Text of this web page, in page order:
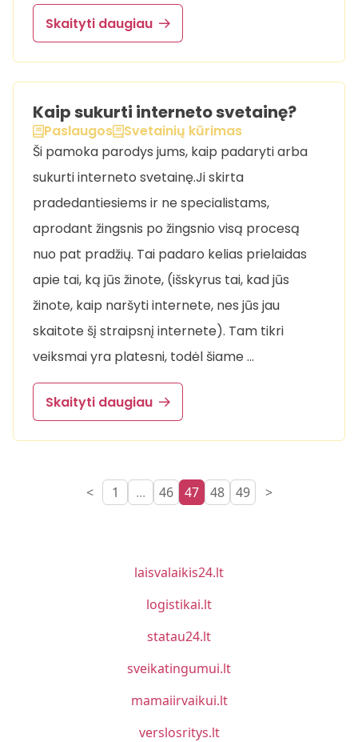
Skaityti daugiau
Kaip sukurti interneto svetainę?
Paslaugos
Svetainių kūrimas
Ši pamoka parodys jums, kaip padaryti arba
sukurti interneto svetainę.Ji skirta
pradedantiesiems ir ne specialistams,
aprodant žingsnis po žingsnio visą procesą
nuo pat pradžių. Tai padaro kelias prielaidas
apie tai, ką jūs žinote, (išskyrus tai, kad jūs
žinote, kaip naršyti internete, nes jūs jau
skaitote šį straipsnį internete). Tam tikri
veiksmai yra platesni, todėl šiame …
Skaityti daugiau
< 1 ... 46 47 48 49 >
laisvalaikis24.lt
logistikai.lt
statau24.lt
sveikatingumui.lt
mamaiirvaikui.lt
verslosritys.lt